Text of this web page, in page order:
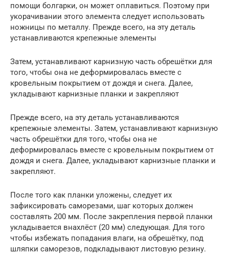
помощи болгарки, он может оплавиться. Поэтому при
укорачивании этого элемента следует использовать
ножницы по металлу. Прежде всего, на эту деталь
устанавливаются крепежные элементы
Затем, устанавливают карнизную часть обрешётки для
того, чтобы она не деформировалась вместе с
кровельным покрытием от дождя и снега. Далее,
укладывают карнизные планки и закрепляют
Прежде всего, на эту деталь устанавливаются
крепежные элементы. Затем, устанавливают карнизную
часть обрешётки для того, чтобы она не
деформировалась вместе с кровельным покрытием от
дождя и снега. Далее, укладывают карнизные планки и
закрепляют.
После того как планки уложены, следует их
зафиксировать саморезами, шаг которых должен
составлять 200 мм. После закрепления первой планки
укладывается внахлёст (20 мм) следующая. Для того
чтобы избежать попадания влаги, на обрешётку, под
шляпки саморезов, подкладывают листовую резину.